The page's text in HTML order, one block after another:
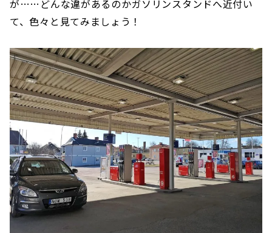
が……どんな違があるのかガソリンスタンドへ近付い
て、色々と見てみましょう！